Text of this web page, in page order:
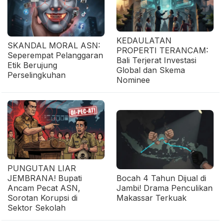
SKANDAL MORAL ASN:
Seperempat Pelanggaran
Etik Berujung
Perselingkuhan
KEDAULATAN
PROPERTI TERANCAM:
Bali Terjerat Investasi
Global dan Skema
Nominee
PUNGUTAN LIAR
JEMBRANA! Bupati
Ancam Pecat ASN,
Sorotan Korupsi di
Sektor Sekolah
Bocah 4 Tahun Dijual di
Jambi! Drama Penculikan
Makassar Terkuak